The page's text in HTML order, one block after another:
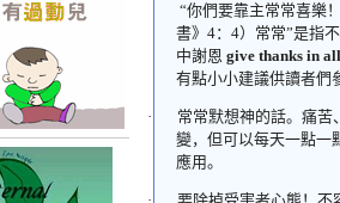
“你們要靠主常常喜樂
書》 4： 4）常常”是指
中謝恩 give thanks in
有點小小建議供讀者們
· 常常默想神的話。 痛苦
變，但可以每天一點一
應用。